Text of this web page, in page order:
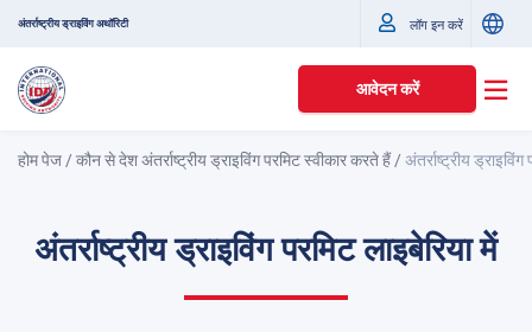
अंतर्राष्ट्रीय ड्राइविंग अथॉरिटी लॉग इन करें
आवेदन करें
होम पेज /कौन से देश अंतर्राष्ट्रीय ड्राइविंग परमिट स्वीकार करते हैं/अंतर्राष्ट्रीय ड्राइविंग
अंतर्राष्ट्रीय ड्राइविंग परमिट लाइबेरिया में